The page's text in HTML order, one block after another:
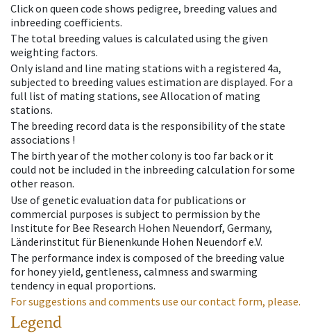
Click on queen code shows pedigree, breeding values and
inbreeding coefficients.
The total breeding values is calculated using the given
weighting factors.
Only island and line mating stations with a registered 4a,
subjected to breeding values estimation are displayed. For a
full list of mating stations, see Allocation of mating
stations.
The breeding record data is the responsibility of the state
associations !
The birth year of the mother colony is too far back or it
could not be included in the inbreeding calculation for some
other reason.
Use of genetic evaluation data for publications or
commercial purposes is subject to permission by the
Institute for Bee Research Hohen Neuendorf, Germany,
Länderinstitut für Bienenkunde Hohen Neuendorf e.V.
The performance index is composed of the breeding value
for honey yield, gentleness, calmness and swarming
tendency in equal proportions.
For suggestions and comments use our contact form, please.
Legend